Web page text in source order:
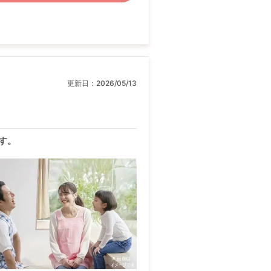
更新日： 2026/05/13
。